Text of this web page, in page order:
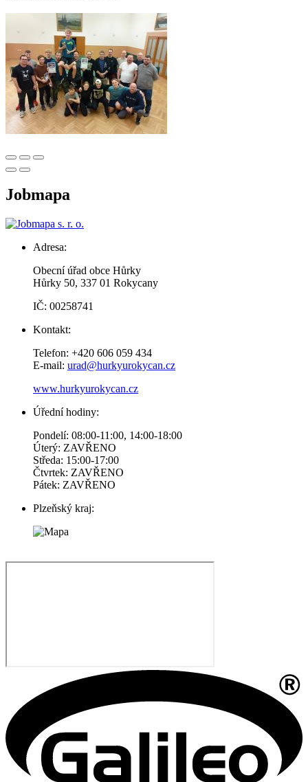
Jobmapa
Adresa:
Obecní úřad obce Hůrky
Hůrky 50, 337 01 Rokycany
IČ: 00258741
Kontakt:
Telefon: +420 606 059 434
E-mail: urad@hurkyurokycan.cz
www.hurkyurokycan.cz
Úřední hodiny:
Pondelí: 08:00-11:00, 14:00-18:00
Úterý: ZAVŘENO
Středa: 15:00-17:00
Čtvrtek: ZAVŘENO
Pátek: ZAVŘENO
Plzeňský kraj: